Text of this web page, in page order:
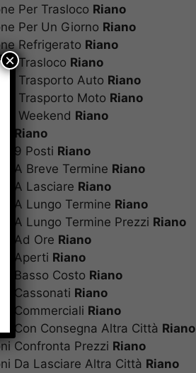
Per TraslocoRiano
Per Un GiornoRiano
RefrigeratoRiano
TraslocoRiano
Trasporto AutoRiano
Trasporto MotoRiano
WeekendRiano
Riano
9 PostiRiano
A Breve TermineRiano
A LasciareRiano
A Lungo TermineRiano
A Lungo Termine PrezziRiano
Ad OreRiano
ApertiRiano
Basso CostoRiano
CassonatiRiano
CommercialiRiano
Con Consegna Altra CittàRiano
Confronta PrezziRiano
Da Lasciare Altra CittàRiano